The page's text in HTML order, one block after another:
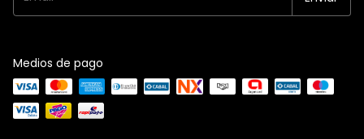
Medios de pago